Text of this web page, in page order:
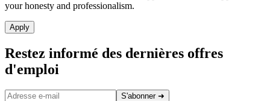
your honesty and professionalism.
Apply
Restez informé des dernières offres
d'emploi
S'abonner ➜